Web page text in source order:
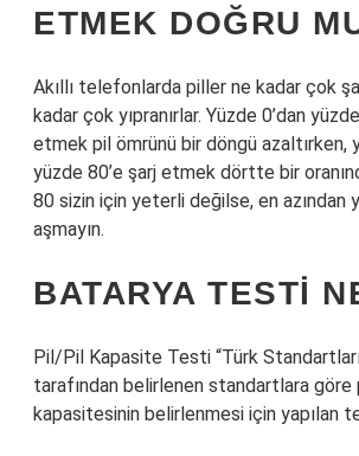
ETMEK DOĞRU
Akıllı telefonlarda piller ne kadar çok
kadar çok yıpranırlar. Yüzde 0’dan
etmek pil ömrünü bir döngü azaltırken,
yüzde 80’e şarj etmek dörtte bir
80 sizin için yeterli değilse, en azından
aşmayın.
BATARYA TESTI
Pil/Pil Kapasite Testi “Türk
tarafından belirlenen standartlara göre
kapasitesinin belirlenmesi için yapılan